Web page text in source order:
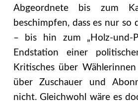
Abgeordnete bis zum
beschimpfen, dass es nur so
– bis hin zum „Holz-und-
Endstation einer
Kritisches über
über Zuschauer und
nicht. Gleichwohl wäre es